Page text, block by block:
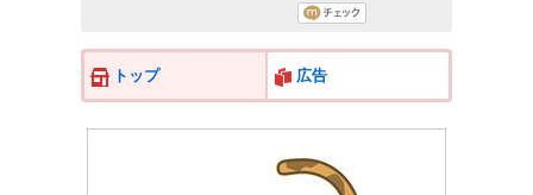
トップ 広告